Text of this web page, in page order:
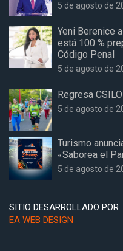
5 de agosto de
Yeni Berenice
está 100 %
Código Penal
5 de agosto de
Regresa
5 de agosto de
Turismo
«Saborea el
5 de agosto de
SITIO DESARROLLADO POR
EA WEB DESIGN